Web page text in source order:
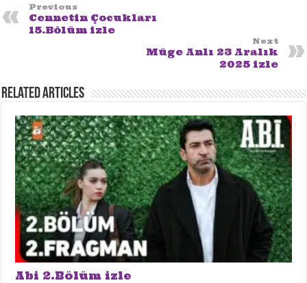
Previous
Cennetin Çocukları
15.Bölüm izle
Next
Müge Anlı 23 Aralık
2025 izle
Related Articles
Abi 2.Bölüm izle